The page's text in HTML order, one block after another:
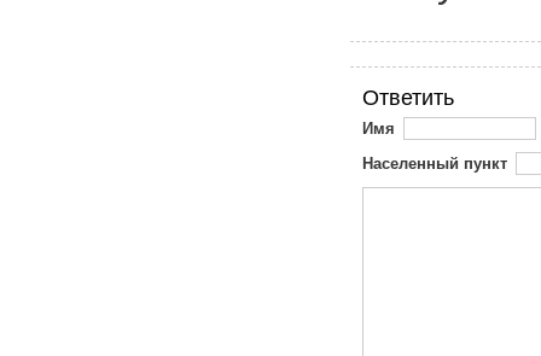
Ответить
Имя
Населенный пункт